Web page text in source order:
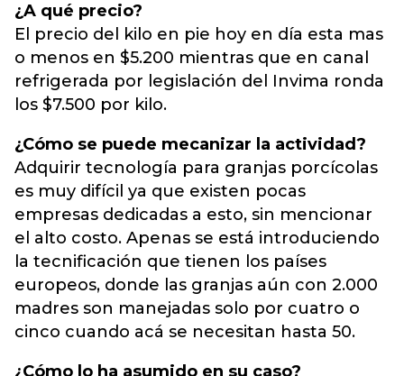
¿A qué precio?
El precio del kilo en pie hoy en día esta mas
o menos en $5.200 mientras que en canal
refrigerada por legislación del Invima ronda
los $7.500 por kilo.
¿Cómo se puede mecanizar la actividad?
Adquirir tecnología para granjas porcícolas
es muy difícil ya que existen pocas
empresas dedicadas a esto, sin mencionar
el alto costo. Apenas se está introduciendo
la tecnificación que tienen los países
europeos, donde las granjas aún con 2.000
madres son manejadas solo por cuatro o
cinco cuando acá se necesitan hasta 50.
¿Cómo lo ha asumido en su caso?